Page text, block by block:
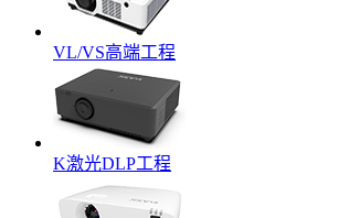
VL/VS高端工程
K激光DLP工程